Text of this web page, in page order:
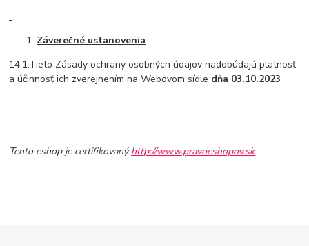
Záverečné ustanovenia
14.1.Tieto Zásady ochrany osobných údajov nadobúdajú platnosť
a účinnosť ich zverejnením na Webovom sídle dňa 03.10.2023
Tento eshop je certifikovanýhttp://www.pravoeshopov.sk